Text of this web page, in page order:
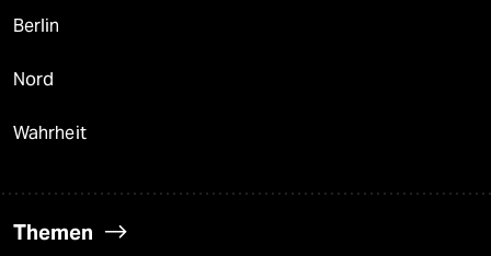
Berlin
Nord
Wahrheit
Themen